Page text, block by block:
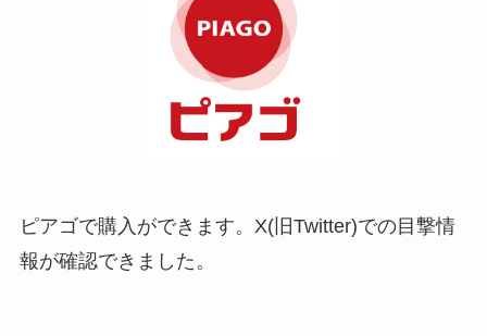
ピアゴで購入ができます。X(旧Twitter)での目撃情
報が確認できました。